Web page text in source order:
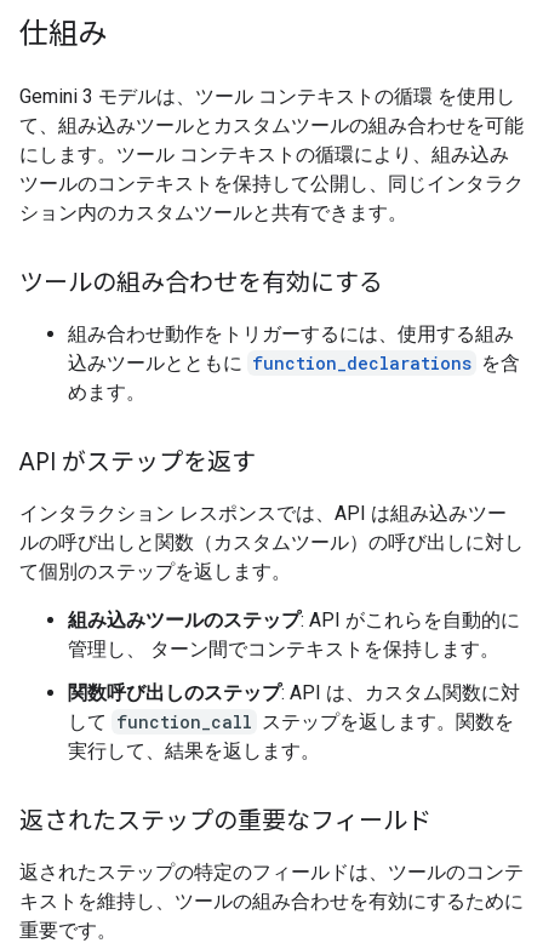
仕組み
Gemini 3 モデルは、ツール コンテキストの循環 を使用し
て、組み込みツールとカスタムツールの組み合わせを可能
にします。ツール コンテキストの循環により、組み込み
ツールのコンテキストを保持して公開し、同じインタラク
ション内のカスタムツールと共有できます。
ツールの組み合わせを有効にする
組み合わせ動作をトリガーするには、使用する組み
込みツールとともに function_declarations を含
めます。
API がステップを返す
インタラクション レスポンスでは、API は組み込みツー
ルの呼び出しと関数（カスタムツール）の呼び出しに対し
て個別のステップを返します。
組み込みツールのステップ: API がこれらを自動的に
管理し、 ターン間でコンテキストを保持します。
関数呼び出しのステップ: API は、カスタム関数に対
して function_call ステップを返します。関数を
実行して、結果を返します。
返されたステップの重要なフィールド
返されたステップの特定のフィールドは、ツールのコンテ
キストを維持し、ツールの組み合わせを有効にするために
重要です。